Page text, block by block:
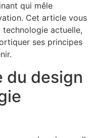
qui mêle
Cet article vous
technologie actuelle,
ses principes
du design